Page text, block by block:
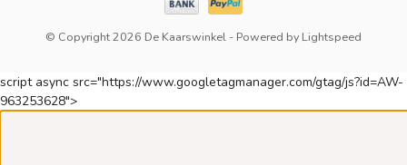
© Copyright 2026 De Kaarswinkel - Powered by Lightspeed
script async src="https://www.googletagmanager.com/gtag/js?id=AW-
963253628">